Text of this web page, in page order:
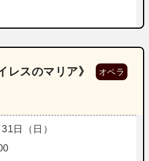
レスのマリア》 オペラ
日（日）